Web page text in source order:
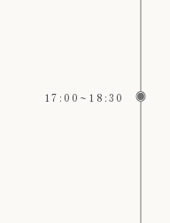
17:00~18:30